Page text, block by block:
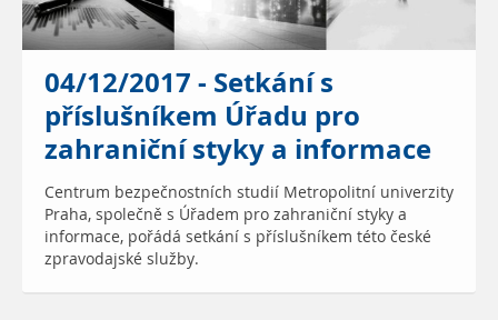
04/12/2017 - Setkání s
příslušníkem Úřadu pro
zahraniční styky a informace
Centrum bezpečnostních studií Metropolitní univerzity
Praha, společně s Úřadem pro zahraniční styky a
informace, pořádá setkání s příslušníkem této české
zpravodajské služby.